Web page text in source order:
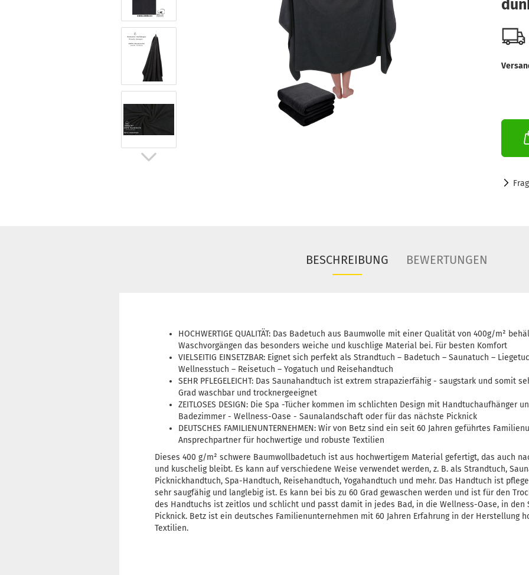
BESCHREIBUNG BEWERTUNGEN
HOCHWERTIGE QUALITÄT: Das Badetuch aus Baumwolle mit einer Qualität von 400g/m²
Waschvorgängen das besonders weiche und kuschlige Material bei. Für besten Komfort
VIELSEITIG EINSETZBAR: Eignet sich perfekt als Strandtuch – Badetuch – Saunatuch –
Wellnesstuch – Reisetuch – Yogatuch und Reisehandtuch
SEHR PFLEGELEICHT: Das Saunahandtuch ist extrem strapazierfähig - saugstark und somit
Grad waschbar und trocknergeeignet
ZEITLOSES DESIGN: Die Spa -Tücher kommen im schlichten Design mit Handtuchaufhänger
Badezimmer - Wellness-Oase - Saunalandschaft oder für das nächste Picknick
DEUTSCHES FAMILIENUNTERNEHMEN: Wir von Betz sind ein seit 60 Jahren geführtes
Ansprechpartner für hochwertige und robuste Textilien
Dieses 400 g/m² schwere Baumwollbadetuch ist aus hochwertigem Material gefertigt, das auch
und kuschelig bleibt. Es kann auf verschiedene Weise verwendet werden, z. B. als Strandtuch,
Picknickhandtuch, Spa-Handtuch, Reisehandtuch, Yogahandtuch und mehr. Das Handtuch ist
sehr saugfähig und langlebig ist. Es kann bei bis zu 60 Grad gewaschen werden und ist für den
des Handtuchs ist zeitlos und schlicht und passt damit in jedes Bad, in die Wellness-Oase, in den
Picknick. Betz ist ein deutsches Familienunternehmen mit 60 Jahren Erfahrung in der Herstellung
Textilien.